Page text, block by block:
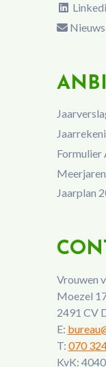
ANBI
Formulier
Jaarplan
Vrouwen
Moezel
2491 CV
E:
T: 070
KvK: